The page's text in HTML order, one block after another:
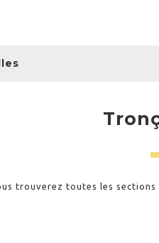
trouverez toutes les